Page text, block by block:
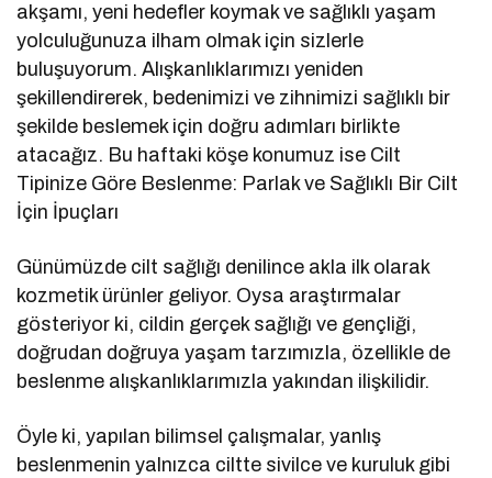
akşamı, yeni hedefler koymak ve sağlıklı yaşam
yolculuğunuza ilham olmak için sizlerle
buluşuyorum. Alışkanlıklarımızı yeniden
şekillendirerek, bedenimizi ve zihnimizi sağlıklı bir
şekilde beslemek için doğru adımları birlikte
atacağız. Bu haftaki köşe konumuz ise Cilt
Tipinize Göre Beslenme: Parlak ve Sağlıklı Bir Cilt
İçin İpuçları
Günümüzde cilt sağlığı denilince akla ilk olarak
kozmetik ürünler geliyor. Oysa araştırmalar
gösteriyor ki, cildin gerçek sağlığı ve gençliği,
doğrudan doğruya yaşam tarzımızla, özellikle de
beslenme alışkanlıklarımızla yakından ilişkilidir.
Öyle ki, yapılan bilimsel çalışmalar, yanlış
beslenmenin yalnızca ciltte sivilce ve kuruluk gibi